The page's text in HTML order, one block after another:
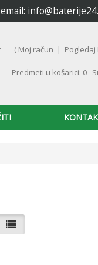
( Moj račun | Pogledaj
Predmeti u košarici: 0